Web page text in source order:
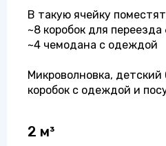
В такую ячейку
~8 коробок для
~4 чемодана с одеждой
Микроволновка, детский
коробок с одеждой и
2 м³